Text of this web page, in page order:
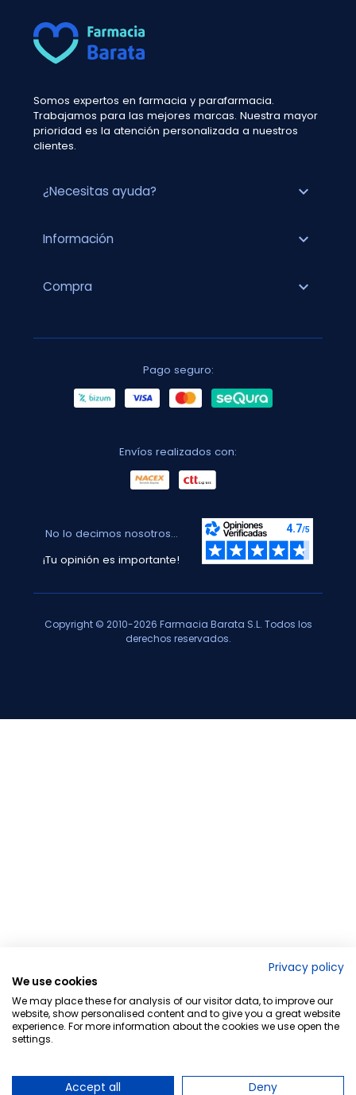
Somos expertos en farmacia y parafarmacia.
Trabajamos para las mejores marcas. Nuestra mayor
prioridad es la atención personalizada a nuestros
clientes.
¿Necesitas ayuda? expand_more
Información expand_more
Compra expand_more
Pago seguro:
Envíos realizados con:
No lo decimos nosotros...
¡Tu opinión es importante!
Copyright © 2010-2026 Farmacia Barata S.L. Todos los
derechos reservados.
Privacy policy
We use cookies
We may place these for analysis of our visitor data, to improve our
website, show personalised content and to give you a great website
experience. For more information about the cookies we use open the
settings.
Accept all Deny